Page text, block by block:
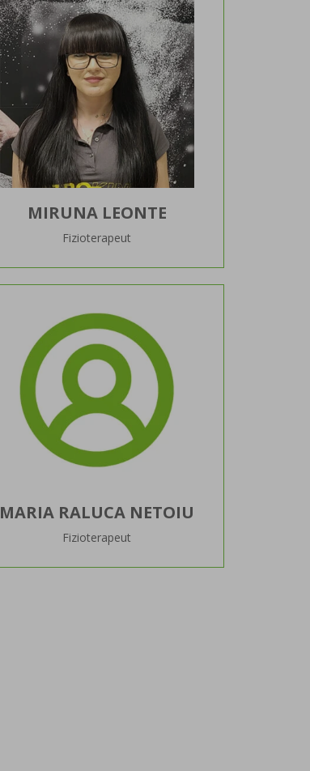
MIRUNA LEONTE
Fizioterapeut
MARIA RALUCA NETOIU
Fizioterapeut